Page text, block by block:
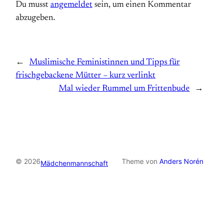
Du musst angemeldet sein, um einen Kommentar
abzugeben.
←
Muslimische Feministinnen und Tipps für
frischgebackene Mütter – kurz verlinkt
Mal wieder Rummel um Frittenbude
→
© 2026Mädchenmannschaft Theme von Anders Norén